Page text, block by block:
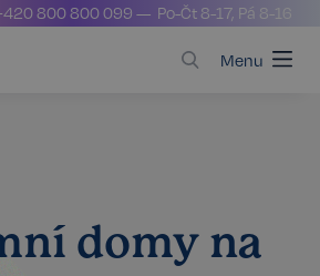
800 800 099 — Po-Čt 8-17, Pá 8-16
Menu
domy na